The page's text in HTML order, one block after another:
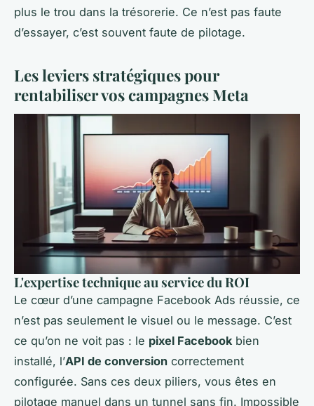
plus le trou dans la trésorerie. Ce n’est pas faute
d’essayer, c’est souvent faute de pilotage.
Les leviers stratégiques pour
rentabiliser vos campagnes Meta
L'expertise technique au service du ROI
Le cœur d’une campagne Facebook Ads réussie, ce
n’est pas seulement le visuel ou le message. C’est
ce qu’on ne voit pas : le pixel Facebook bien
installé, l’API de conversion correctement
configurée. Sans ces deux piliers, vous êtes en
pilotage manuel dans un tunnel sans fin. Impossible